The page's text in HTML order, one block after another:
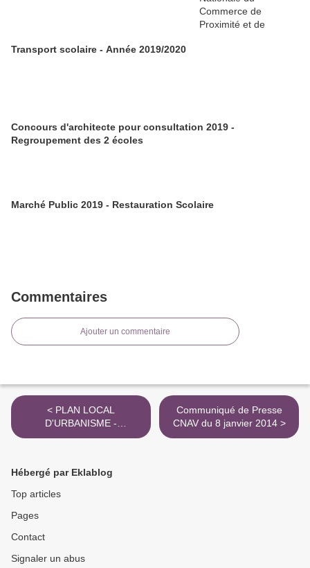
Transport scolaire - Année 2019/2020
Concours d'architecte pour consultation 2019 -
Regroupement des 2 écoles
Marché Public 2019 - Restauration Scolaire
Commentaires
Ajouter un commentaire
< PLAN LOCAL
D'URBANISME -
CONSULTATION DES
Communiqué de Presse
CNAV du 8 janvier 2014 >
Hébergé par Eklablog
Top articles
Pages
Contact
Signaler un abus